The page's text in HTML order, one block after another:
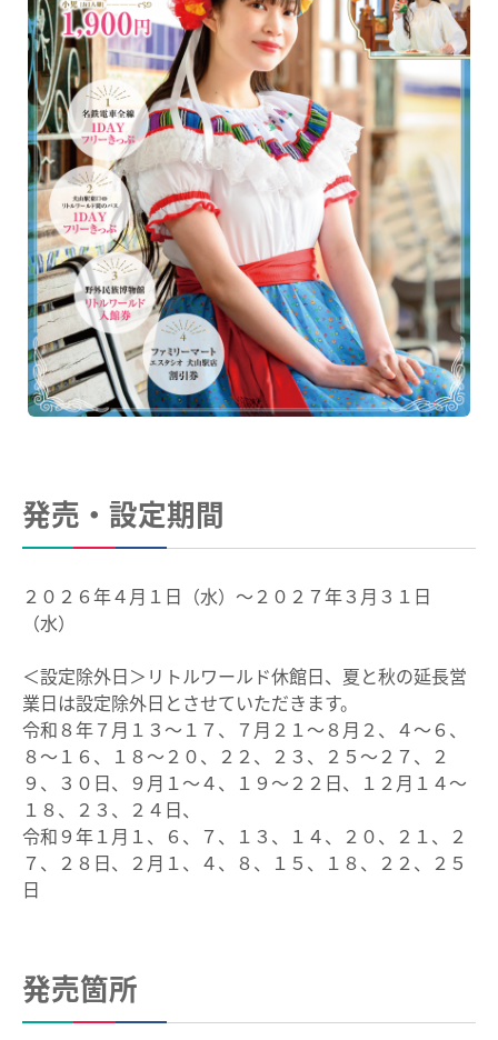
臨時列車情報
路線・駅情報
名古屋本線
豊川線
西尾線・蒲郡線
三河線（知立～碧南）
三河線（知立～猿投）
豊田線
常滑線・空港線
築港線
河和線・知多新線
津島線・尾西線
竹鼻線・羽島線
犬山線
広見線
小牧線
設備・機器・車両等
バリアフリー情報
駅集中管理システム
名鉄出札係員配置駅のご案内
線路の近接工事
用地境界
乗車券・運賃の案内
おとなとこども
特別車両券（ミューチケット）
企業情報
サステナビリティ
IR情報
採用情報
manaca
manacaトップ
manacaとは？
manacaの特長
manacaを買う
manacaを購入する
manaca定期券を購入する
manacaにチャージする
manaca取扱窓口
鉄道・バスで使う
ご利用いただけるエリア
鉄道で使う
鉄道での使い方
特殊な改札口のご利用方法
名鉄ミューズポイント
お買物＆フード
法人・店舗のお客様
発売・設定期間
２０２６年４月１日（水）～２０２７年３月３１日
（水）
＜設定除外日＞リトルワールド休館日、夏と秋の延長営
業日は設定除外日とさせていただきます。
令和８年７月１３～１７、７月２１～８月２、４～６、
８～１６、１８～２０、２２、２３、２５～２７、２
９、３０日、９月１～４、１９～２２日、１２月１４～
１８、２３、２４日、
令和９年１月１、６、７、１３、１４、２０、２１、２
７、２８日、２月１、４、８、１５、１８、２２、２５
日
発売箇所